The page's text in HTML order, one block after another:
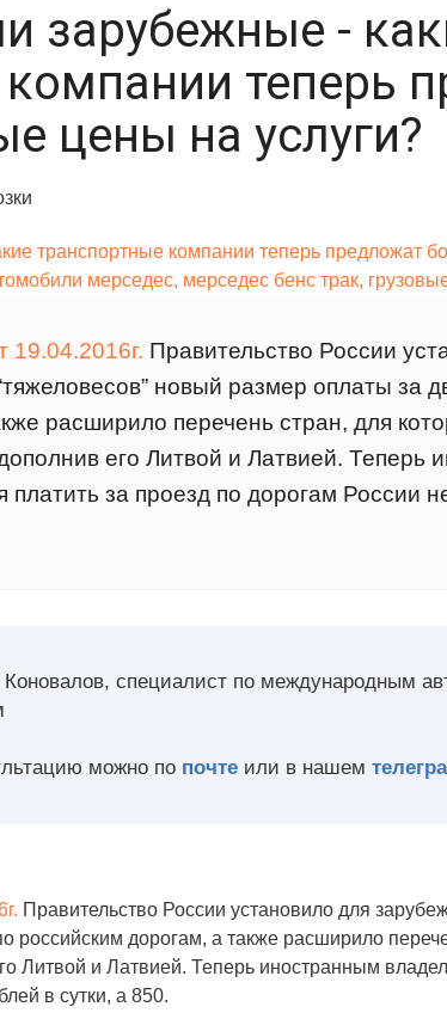
зарубежные -
теперь
цены на услуги?
Правительство России
новый размер оплаты за
расширило перечень стран, для
его Литвой и Латвией. Теперь
за проезд по дорогам России
специалист по международным
можно по почтеили в нашем
Правительство России установило для
российским дорогам, а также расширило
Литвой и Латвией. Теперь иностранным
в сутки, а 850.